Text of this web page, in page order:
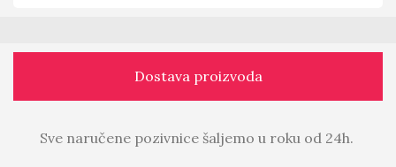
Dostava proizvoda
Sve naručene pozivnice šaljemo u roku od 24h.